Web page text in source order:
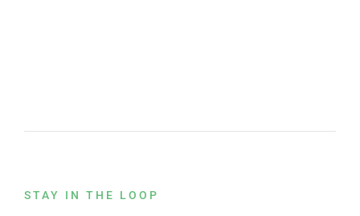
STAY IN THE LOOP